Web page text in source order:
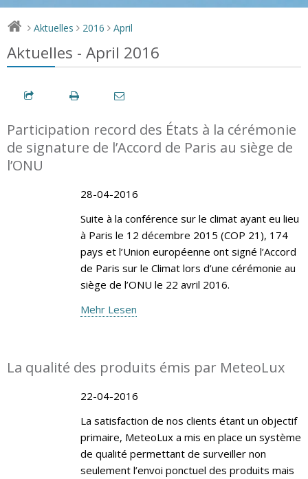
> Aktuelles > 2016 > April
Aktuelles - April 2016
Participation record des États à la cérémonie
de signature de l’Accord de Paris au siège de
l’ONU
28-04-2016
Suite à la conférence sur le climat ayant eu lieu
à Paris le 12 décembre 2015 (COP 21), 174
pays et l’Union européenne ont signé l’Accord
de Paris sur le Climat lors d’une cérémonie au
siège de l’ONU le 22 avril 2016.
Mehr Lesen
La qualité des produits émis par MeteoLux
22-04-2016
La satisfaction de nos clients étant un objectif
primaire, MeteoLux a mis en place un système
de qualité permettant de surveiller non
seulement l’envoi ponctuel des produits mais